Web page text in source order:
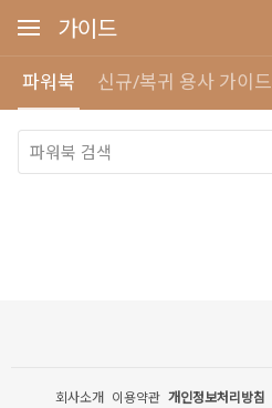
가이드
파워북 신규/복귀 용사 가이드
회사소개 이용약관 개인정보처리방침